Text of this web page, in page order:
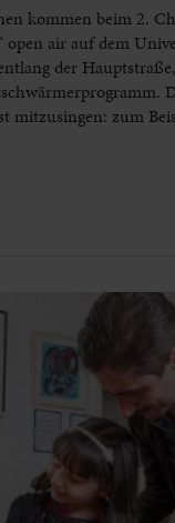
kommen beim 2.
open air auf dem
der
mitzusingen: zum